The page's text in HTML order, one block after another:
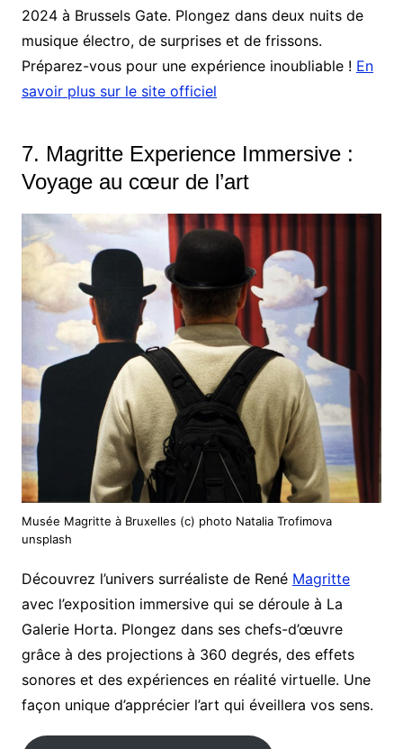
2024 à Brussels Gate. Plongez dans deux nuits de
musique électro, de surprises et de frissons.
Préparez-vous pour une expérience inoubliable ! En
savoir plus sur le site officiel
7. Magritte Experience Immersive :
Voyage au cœur de l’art
Musée Magritte à Bruxelles (c) photo Natalia Trofimova
unsplash
Découvrez l’univers surréaliste de René Magritte
avec l’exposition immersive qui se déroule à La
Galerie Horta. Plongez dans ses chefs-d’œuvre
grâce à des projections à 360 degrés, des effets
sonores et des expériences en réalité virtuelle. Une
façon unique d’apprécier l’art qui éveillera vos sens.